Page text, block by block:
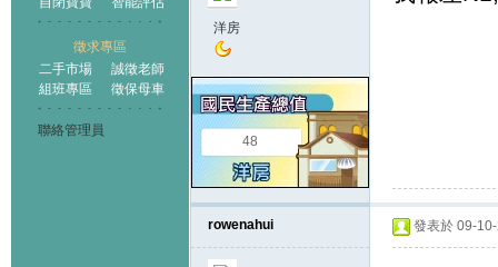
徵求專區
二手市場
誠徵老師
組班專區
徵保母車
聯絡管理員
洋房
48
rowenahui 發表於 09-